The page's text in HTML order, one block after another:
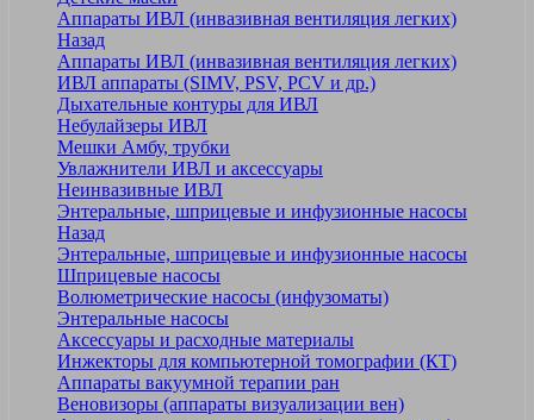
Аппараты ИВЛ (инвазивная вентиляция легких)
Назад
Аппараты ИВЛ (инвазивная вентиляция легких)
ИВЛ аппараты (SIMV, PSV, PCV и др.)
Дыхательные контуры для ИВЛ
Небулайзеры ИВЛ
Мешки Амбу, трубки
Увлажнители ИВЛ и аксессуары
Неинвазивные ИВЛ
Энтеральные, шприцевые и инфузионные насосы
Назад
Энтеральные, шприцевые и инфузионные насосы
Шприцевые насосы
Волюметрические насосы (инфузоматы)
Энтеральные насосы
Аксессуары и расходные материалы
Инжекторы для компьютерной томографии (КТ)
Аппараты вакуумной терапии ран
Веновизоры (аппараты визуализации вен)